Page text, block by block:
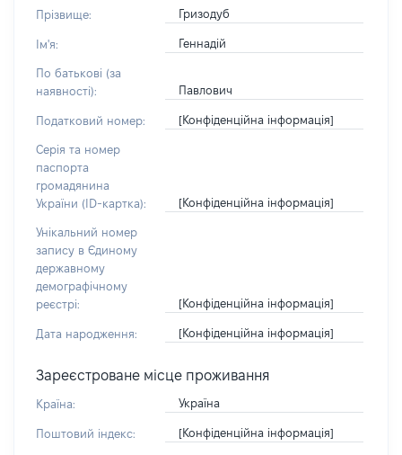
Прізвище: Гризодуб
Ім'я: Геннадій
По батькові (за
наявності):
Павлович
Податковий номер: [Конфіденційна інформація]
Серія та номер
паспорта
громадянина
України (ID-картка):
[Конфіденційна інформація]
Унікальний номер
запису в Єдиному
державному
демографічному
реєстрі:
[Конфіденційна інформація]
Дата народження: [Конфіденційна інформація]
Зареєстроване місце проживання
Країна: Україна
Поштовий індекс: [Конфіденційна інформація]